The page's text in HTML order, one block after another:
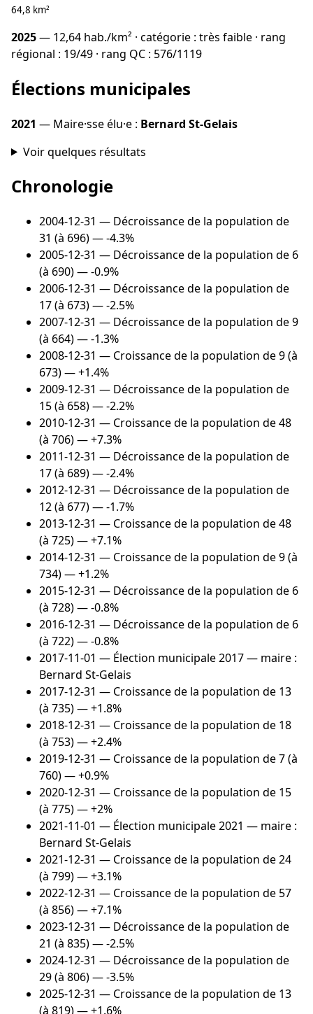
64,8 km²
2025— 12,64 hab./km² · catégorie : très faible · rang
régional : 19/49 · rang QC : 576/1119
Élections municipales
2021 — Maire·sse élu·e : Bernard St-Gelais
Voir quelques résultats
Chronologie
2004-12-31 — Décroissance de la population de
31 (à 696) — -4.3%
2005-12-31 — Décroissance de la population de 6
(à 690) — -0.9%
2006-12-31 — Décroissance de la population de
17 (à 673) — -2.5%
2007-12-31 — Décroissance de la population de 9
(à 664) — -1.3%
2008-12-31 — Croissance de la population de 9 (à
673) — +1.4%
2009-12-31 — Décroissance de la population de
15 (à 658) — -2.2%
2010-12-31 — Croissance de la population de 48
(à 706) — +7.3%
2011-12-31 — Décroissance de la population de
17 (à 689) — -2.4%
2012-12-31 — Décroissance de la population de
12 (à 677) — -1.7%
2013-12-31 — Croissance de la population de 48
(à 725) — +7.1%
2014-12-31 — Croissance de la population de 9 (à
734) — +1.2%
2015-12-31 — Décroissance de la population de 6
(à 728) — -0.8%
2016-12-31 — Décroissance de la population de 6
(à 722) — -0.8%
2017-11-01 — Élection municipale 2017 — maire :
Bernard St-Gelais
2017-12-31 — Croissance de la population de 13
(à 735) — +1.8%
2018-12-31 — Croissance de la population de 18
(à 753) — +2.4%
2019-12-31 — Croissance de la population de 7 (à
760) — +0.9%
2020-12-31 — Croissance de la population de 15
(à 775) — +2%
2021-11-01 — Élection municipale 2021 — maire :
Bernard St-Gelais
2021-12-31 — Croissance de la population de 24
(à 799) — +3.1%
2022-12-31 — Croissance de la population de 57
(à 856) — +7.1%
2023-12-31 — Décroissance de la population de
21 (à 835) — -2.5%
2024-12-31 — Décroissance de la population de
29 (à 806) — -3.5%
2025-12-31 — Croissance de la population de 13
(à 819) — +1.6%